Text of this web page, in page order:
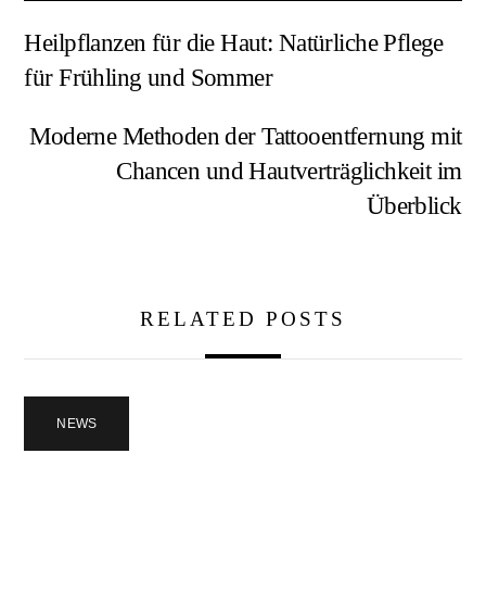
Heilpflanzen für die Haut: Natürliche Pflege
für Frühling und Sommer
Moderne Methoden der Tattooentfernung mit
Chancen und Hautverträglichkeit im
Überblick
RELATED POSTS
NEWS